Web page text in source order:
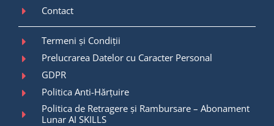
Contact
Termeni și Condiții
Prelucrarea Datelor cu Caracter Personal
GDPR
Politica Anti-Hărțuire
Politica de Retragere și Rambursare – Abonament
Lunar AI SKILLS